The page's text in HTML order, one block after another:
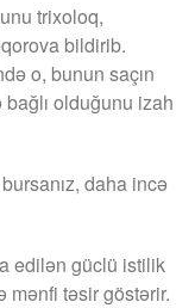
trixoloq,
bildirib.
o, bunun saçın
olduğunu izah
bursanız, daha incə
edilən güclü istilik
mənfi təsir göstərir.